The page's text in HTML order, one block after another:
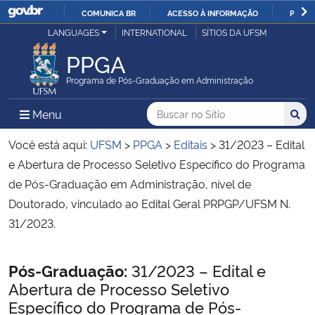
IR
COMUNICA BR ACESSO À INFORMAÇÃO
Ministério da Justiça e Segurança Pública
Ministério da Defesa
Ministério das Relações Exteriores
Ministério da Economia
Ministério da Educação
LANGUAGES INTERNATIONAL SÍTIOS DA UFSM
PPGA
Programa de Pós-Graduação em Administração
Menu Menu Principal do Sítio
Busca
Buscar no no Sítio
Busca:
Você está aqui: UFSM > PPGA > Editais >31/2023 – Edital
e Abertura de Processo Seletivo Específico do Programa
de Pós-Graduação em Administração, nível de
Doutorado, vinculado ao Edital Geral PRPGP/UFSM N.
31/2023.
Início do conteúdo
Pós-Graduação: 31/2023 – Edital e
Abertura de Processo Seletivo
Específico do Programa de Pós-